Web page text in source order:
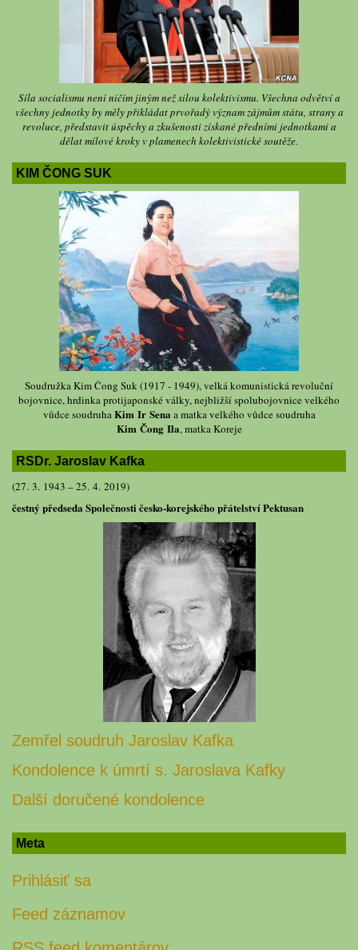
Síla socialismu není ničím jiným než silou kolektivismu. Všechna odvětví a
všechny jednotky by měly přikládat prvořadý význam zájmům státu, strany a
revoluce, představit úspěchy a zkušenosti získané předními jednotkami a
dělat mílové kroky v plamenech kolektivistické soutěže.
KIM ČONG SUK
Soudružka Kim Čong Suk (1917 - 1949), velká komunistická revoluční
bojovnice, hrdinka protijaponské války, nejbližší spolubojovnice velkého
vůdce soudruhaKim Ir Sena a matka velkého vůdce soudruha
Kim Čong Ila, matka Koreje
RSDr. Jaroslav Kafka
(27. 3. 1943 – 25. 4. 2019)
čestný předseda Společnosti česko-korejského přátelství Pektusan
Zemřel soudruh Jaroslav Kafka
Kondolence k úmrtí s. Jaroslava Kafky
Další doručené kondolence
Meta
Prihlásiť sa
Feed záznamov